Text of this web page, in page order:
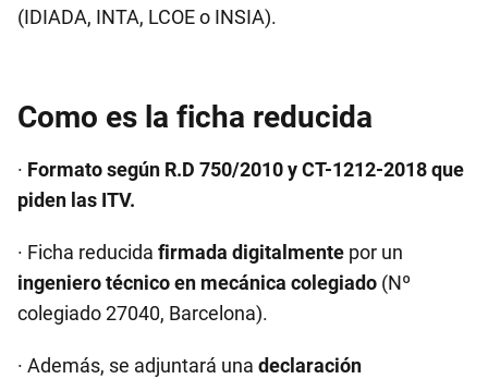
(IDIADA, INTA, LCOE o INSIA).
Como es la ficha reducida
· Formato según R.D 750/2010 y CT-1212-2018 que
piden las ITV.
· Ficha reducida firmada digitalmente por un
ingeniero técnico en mecánica colegiado (Nº
colegiado 27040, Barcelona).
· Además, se adjuntará una declaración